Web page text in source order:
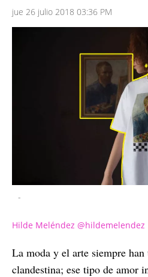
jue 26 julio 2018 03:36 PM
-
Hilde Meléndez @hildemelendez
La moda y el arte siempre
clandestina; ese tipo de amor